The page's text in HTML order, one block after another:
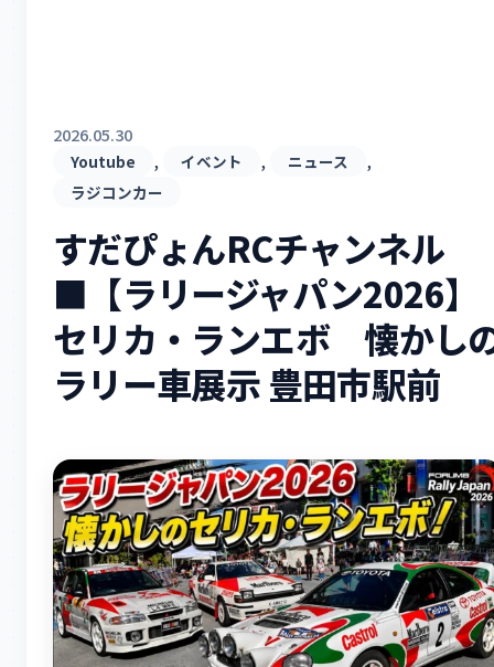
2026.05.30
Youtube , イベント , ニュース ,
ラジコンカー
すだぴょんRCチャンネル
■【ラリージャパン2026】
セリカ・ランエボ 懐かし
ラリー車展示 豊田市駅前